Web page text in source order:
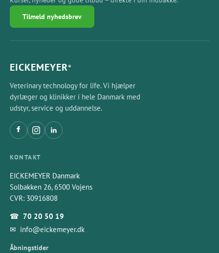
Tilmeld nyhedsbrev
EICKEMEYER®
Veterinary technology for life. Vi hjælper
dyrlæger og klinikker i hele Danmark med
udstyr, service og uddannelse.
KONTAKT
EICKEMEYER Danmark
Solbakken 26, 6500 Vojens
CVR: 30916808
☎ 70 20 50 19
✉ info@eickemeyer.dk
Åbningstider